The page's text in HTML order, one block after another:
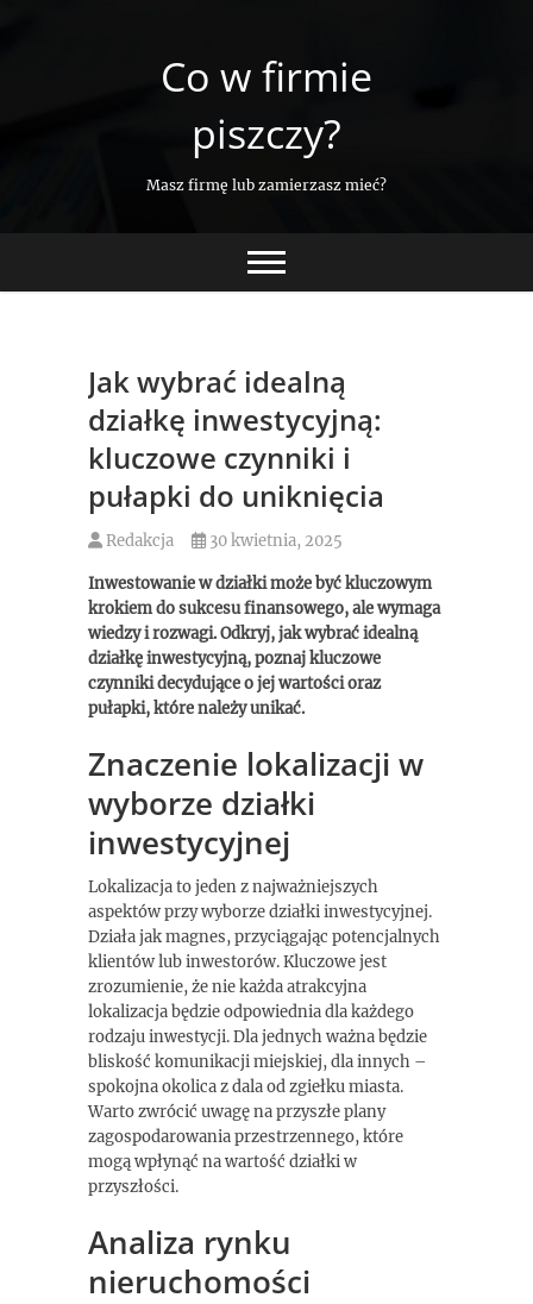
Co w firmie
piszczy?
Masz firmę lub zamierzasz mieć?
Jak wybrać idealną
działkę inwestycyjną:
kluczowe czynniki i
pułapki do uniknięcia
Redakcja 30 kwietnia, 2025
Inwestowanie w działki może być kluczowym
krokiem do sukcesu finansowego, ale wymaga
wiedzy i rozwagi. Odkryj, jak wybrać idealną
działkę inwestycyjną, poznaj kluczowe
czynniki decydujące o jej wartości oraz
pułapki, które należy unikać.
Znaczenie lokalizacji w
wyborze działki
inwestycyjnej
Lokalizacja to jeden z najważniejszych
aspektów przy wyborze działki inwestycyjnej.
Działa jak magnes, przyciągając potencjalnych
klientów lub inwestorów. Kluczowe jest
zrozumienie, że nie każda atrakcyjna
lokalizacja będzie odpowiednia dla każdego
rodzaju inwestycji. Dla jednych ważna będzie
bliskość komunikacji miejskiej, dla innych –
spokojna okolica z dala od zgiełku miasta.
Warto zwrócić uwagę na przyszłe plany
zagospodarowania przestrzennego, które
mogą wpłynąć na wartość działki w
przyszłości.
Analiza rynku
nieruchomości